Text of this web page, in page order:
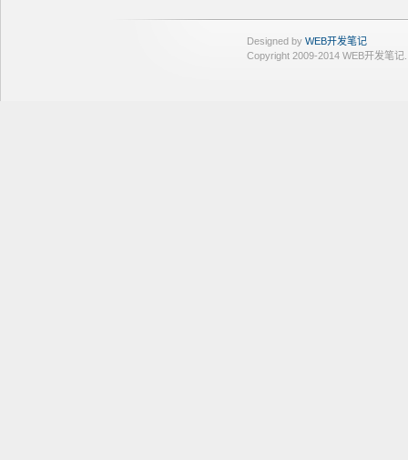
Designed by WEB开发笔记
Copyright 2009-2014 WEB开发笔